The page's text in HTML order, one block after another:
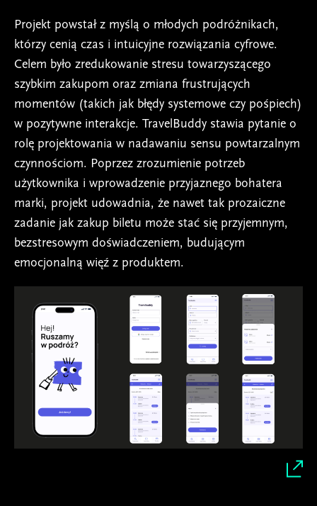
Projekt powstał z myślą o młodych podróżnikach,
którzy cenią czas i intuicyjne rozwiązania cyfrowe.
Celem było zredukowanie stresu towarzyszącego
szybkim zakupom oraz zmiana frustrujących
momentów (takich jak błędy systemowe czy pośpiech)
w pozytywne interakcje. TravelBuddy stawia pytanie o
rolę projektowania w nadawaniu sensu powtarzalnym
czynnościom. Poprzez zrozumienie potrzeb
użytkownika i wprowadzenie przyjaznego bohatera
marki, projekt udowadnia, że nawet tak prozaiczne
zadanie jak zakup biletu może stać się przyjemnym,
bezstresowym doświadczeniem, budującym
emocjonalną więź z produktem.